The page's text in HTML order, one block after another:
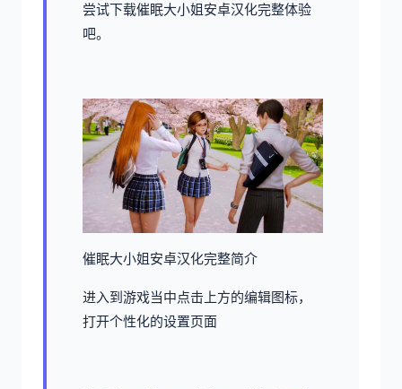
尝试下载催眠大小姐安卓汉化完整体验
吧。
催眠大小姐安卓汉化完整简介
进入到游戏当中点击上方的编辑图标，
打开个性化的设置页面